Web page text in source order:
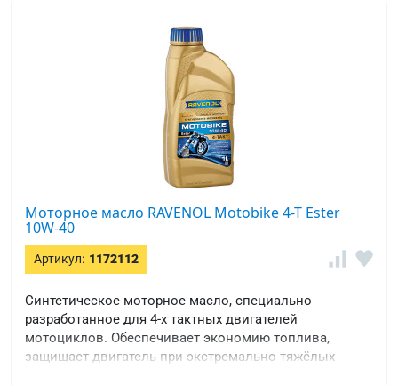
Моторное масло RAVENOL Motobike 4-T Ester
10W-40
Артикул: 1172112
Синтетическое моторное масло, специально
разработанное для 4-х тактных двигателей
мотоциклов. Обеспечивает экономию топлива,
защищает двигатель при экстремально тяжёлых